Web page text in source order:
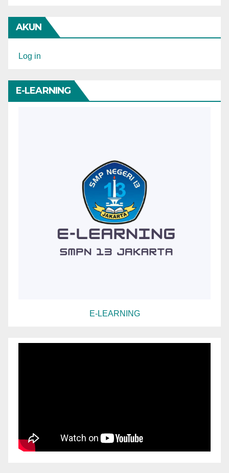
AKUN
Log in
E-LEARNING
E-LEARNING